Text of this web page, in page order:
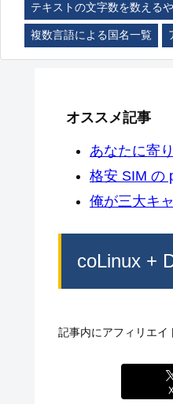
テキストの文字数を数える
複数言語による国名一覧
オススメ記事
あなたに寄
格安 SIM の
俺が三大キ
coLinux +
記事内にアフィリエイ